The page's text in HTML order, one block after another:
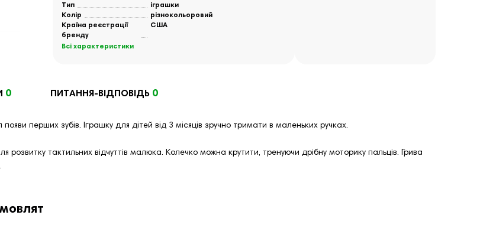
Тип
іграшки
Колір
різнокольоровий
Країна реєстрації
бренду
США
Всі характеристики
0 ПИТАННЯ-ВІДПОВІДЬ 0
перших зубів. Іграшку для дітей від 3 місяців зручно тримати в маленьких ручках.
тактильних відчуттів малюка. Колечко можна крутити, тренуючи дрібну моторику пальців. Грива